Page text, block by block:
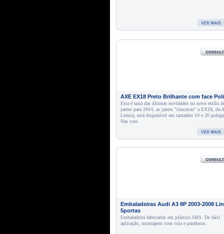
AXE EX18 Preto Brilhante com face
Esta é uma das últimas novidades no novo estilo
jantes para 2014, as jantes "concavas" a EX18, da
Lenso), está disponível em tamanho 19 e 20
Nas core
Embaladeiras Audi A3 8P 2003-2008
5portas
Embaladeira fabricadas em plástico ABS. De fácil
aplicação, montagem com cola e parafusos.